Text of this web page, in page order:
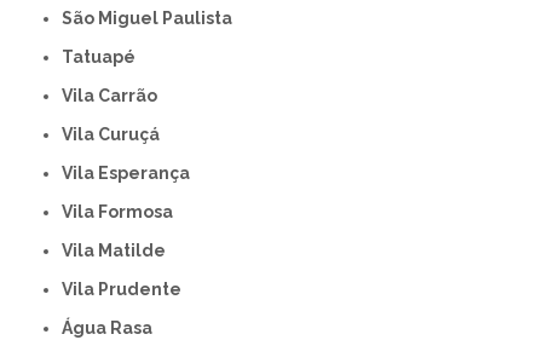
São Miguel Paulista
Tatuapé
Vila Carrão
Vila Curuçá
Vila Esperança
Vila Formosa
Vila Matilde
Vila Prudente
Água Rasa